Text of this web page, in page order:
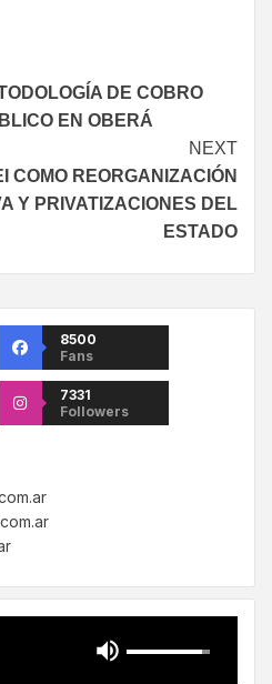
DE COBRO
EN OBERÁ
NEXT
COMO REORGANIZACIÓN
Y PRIVATIZACIONES DEL
ESTADO
8500
Fans
7331
Followers